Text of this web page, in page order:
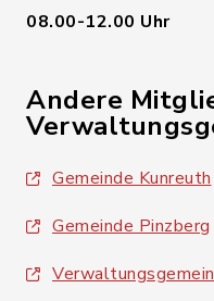
08.00-12.00 Uhr
Andere
Gemeinde Kunreuth
Gemeinde Pinzberg